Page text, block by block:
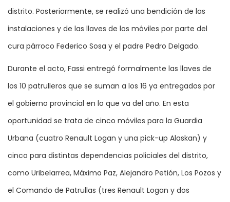
distrito. Posteriormente, se realizó una bendición de las
instalaciones y de las llaves de los móviles por parte del
cura párroco Federico Sosa y el padre Pedro Delgado.
Durante el acto, Fassi entregó formalmente las llaves de
los 10 patrulleros que se suman a los 16 ya entregados por
el gobierno provincial en lo que va del año. En esta
oportunidad se trata de cinco móviles para la Guardia
Urbana (cuatro Renault Logan y una pick-up Alaskan) y
cinco para distintas dependencias policiales del distrito,
como Uribelarrea, Máximo Paz, Alejandro Petión, Los Pozos y
el Comando de Patrullas (tres Renault Logan y dos